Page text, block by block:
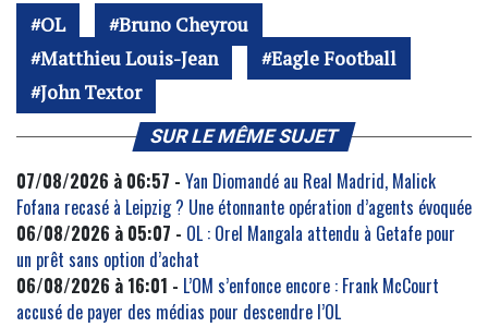
OL
Bruno Cheyrou
Matthieu Louis-Jean
Eagle Football
John Textor
SUR LE MÊME SUJET
07/08/2026 à 06:57 - Yan Diomandé au Real Madrid, Malick
Fofana recasé à Leipzig ? Une étonnante opération d’agents évoquée
06/08/2026 à 05:07 - OL : Orel Mangala attendu à Getafe pour
un prêt sans option d’achat
06/08/2026 à 16:01 - L’OM s’enfonce encore : Frank McCourt
accusé de payer des médias pour descendre l’OL